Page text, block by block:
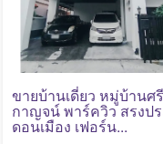
ขายบ้านเดี่ยว หมู่บ้านศรี
กาญจน์ พาร์ควิว สรงป
ดอนเมือง เฟอร์น...